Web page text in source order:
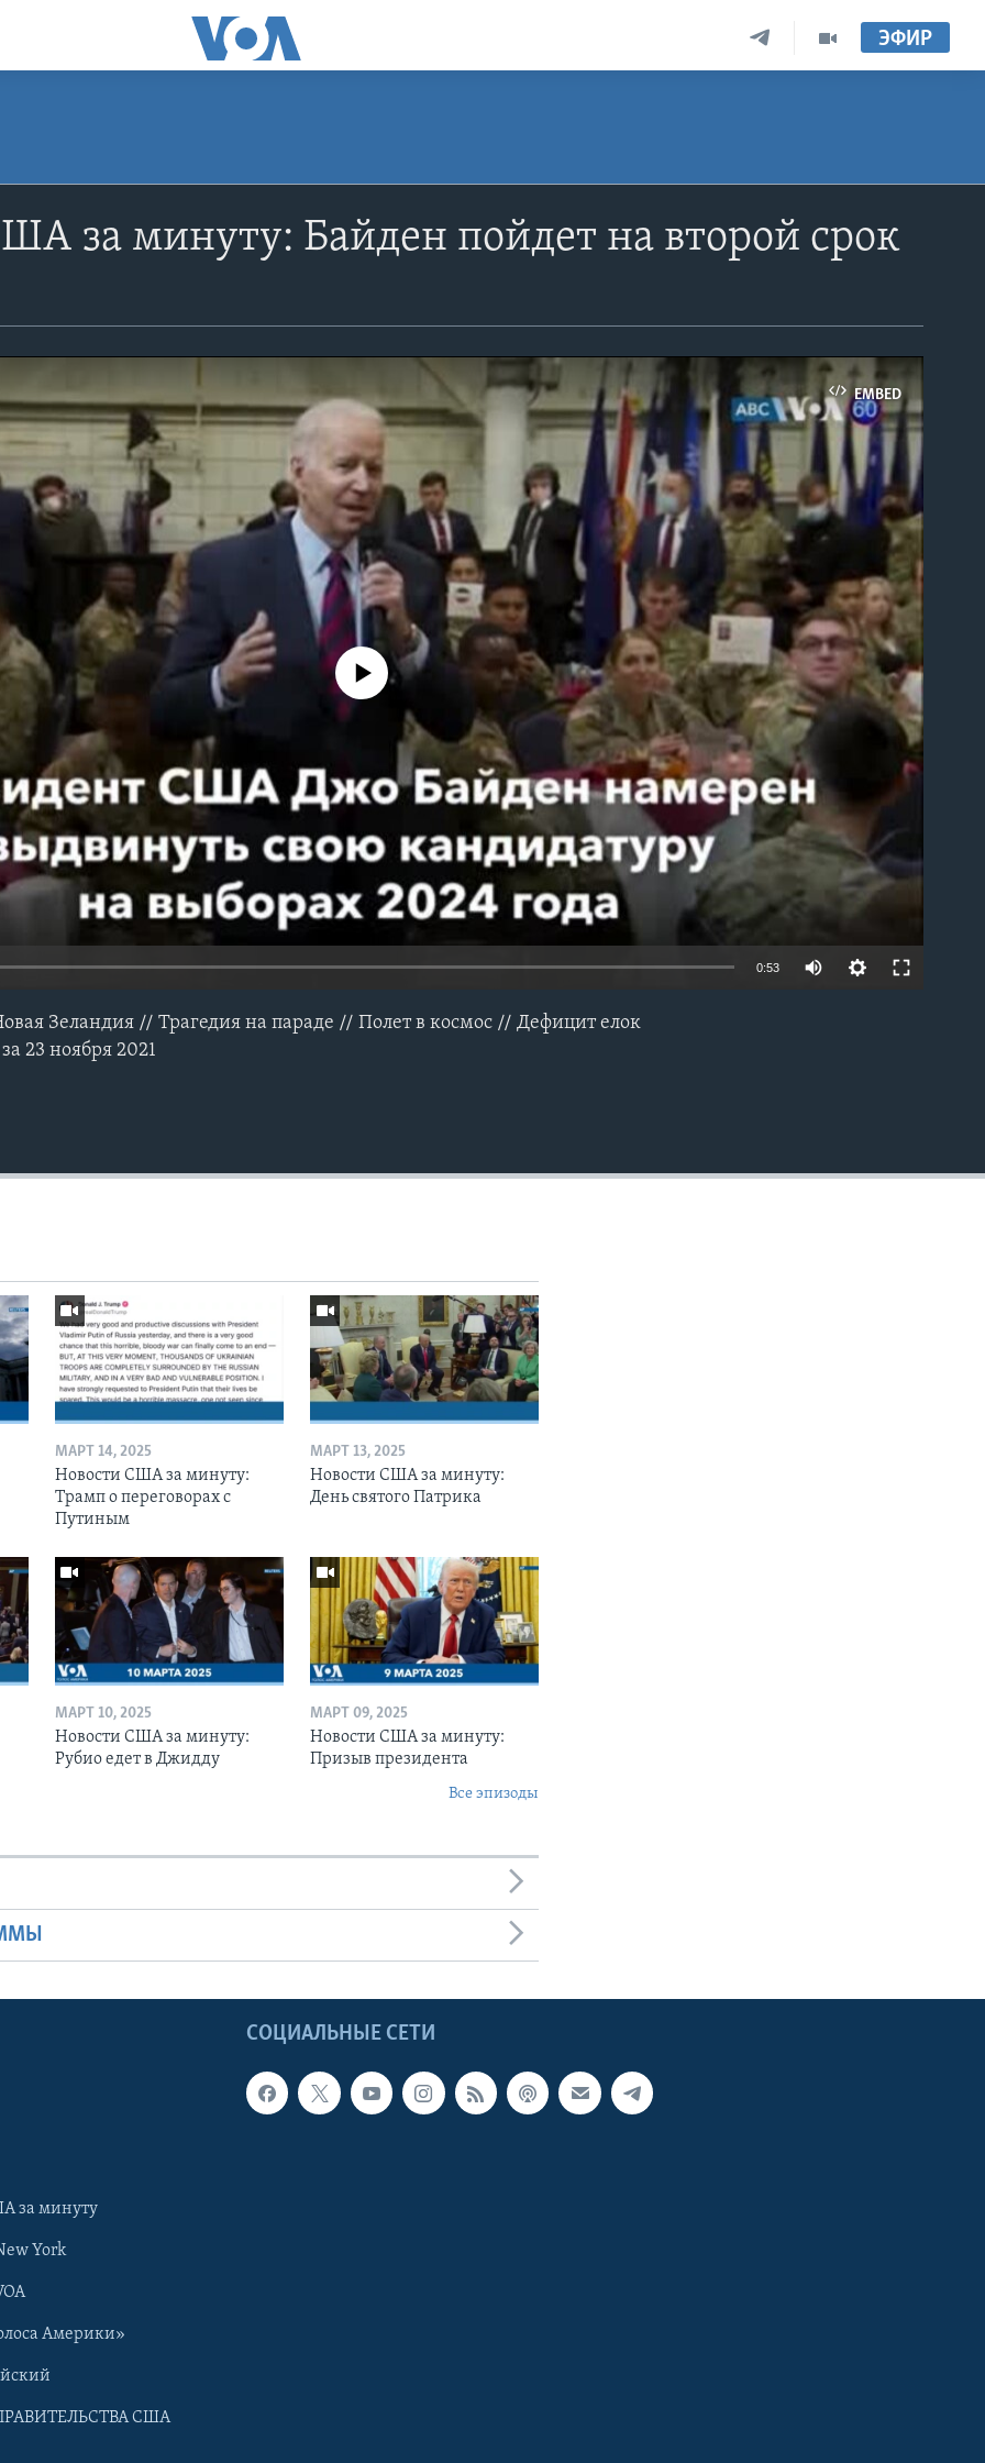
ЭФИР
за минуту: Байден пойдет на второй срок
EMBED
No media source currently available
0:53
Зеландия // Трагедия на параде // Полет в космос // Дефицит елок
23 ноября 2021
МАРТ 14, 2025
Новости США за минуту:
Трамп о переговорах с
Путиным
МАРТ 13, 2025
Новости США за минуту:
День святого Патрика
МАРТ 10, 2025
Новости США за минуту:
Рубио едет в Джидду
МАРТ 09, 2025
Новости США за минуту:
Призыв президента
Все эпизоды
СОЦИАЛЬНЫЕ СЕТИ
за минуту
York
Америки»
США